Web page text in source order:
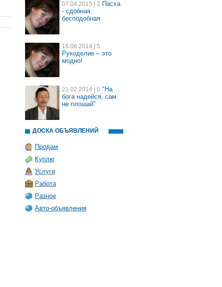
07.04.2015 | 2 Пасха
- сдобная,
бесподобная
16.06.2014 | 5
Рукоделие – это
модно!
21.02.2014 | 0 "На
бога надейся, сам
не плошай"
ДОСКА ОБЪЯВЛЕНИЙ
Продам
Куплю
Услуги
Работа
Разное
Авто-объявления